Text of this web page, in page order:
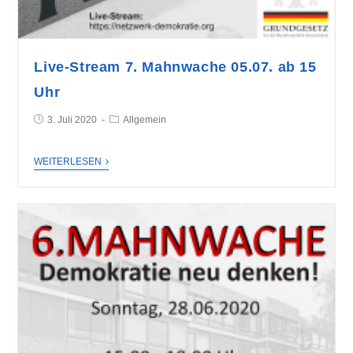
Live-Stream 7. Mahnwache 05.07. ab 15
Uhr
3. Juli 2020 Allgemein
WEITERLESEN